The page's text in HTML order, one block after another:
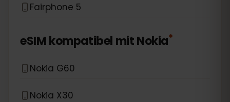
Fairphone 5
eSIM kompatibel mitNokia*
Nokia G60
Nokia X30